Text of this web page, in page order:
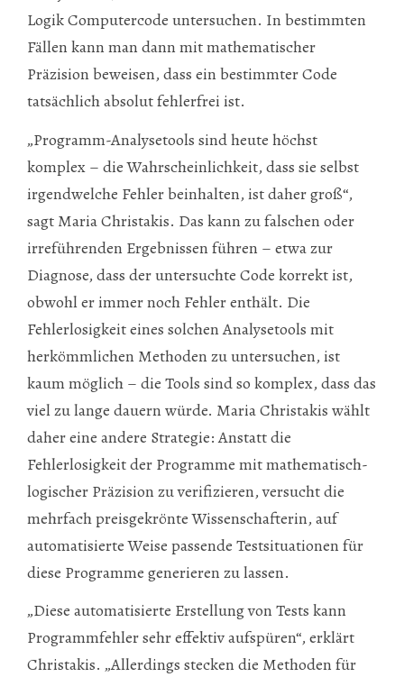
Logik Computercode untersuchen. In bestimmten
Fällen kann man dann mit mathematischer
Präzision beweisen, dass ein bestimmter Code
tatsächlich absolut fehlerfrei ist.
„Programm-Analysetools sind heute höchst
komplex – die Wahrscheinlichkeit, dass sie selbst
irgendwelche Fehler beinhalten, ist daher groß“,
sagt Maria Christakis. Das kann zu falschen oder
irreführenden Ergebnissen führen – etwa zur
Diagnose, dass der untersuchte Code korrekt ist,
obwohl er immer noch Fehler enthält. Die
Fehlerlosigkeit eines solchen Analysetools mit
herkömmlichen Methoden zu untersuchen, ist
kaum möglich – die Tools sind so komplex, dass das
viel zu lange dauern würde. Maria Christakis wählt
daher eine andere Strategie: Anstatt die
Fehlerlosigkeit der Programme mit mathematisch-
logischer Präzision zu verifizieren, versucht die
mehrfach preisgekrönte Wissenschafterin, auf
automatisierte Weise passende Testsituationen für
diese Programme generieren zu lassen.
„Diese automatisierte Erstellung von Tests kann
Programmfehler sehr effektiv aufspüren“, erklärt
Christakis. „Allerdings stecken die Methoden für